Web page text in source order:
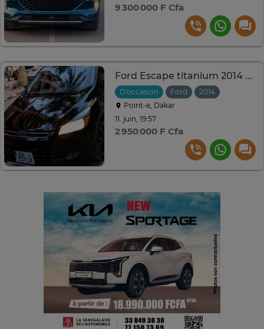
9 300 000 F Cfa
Ford Escape titanium 2014 2.0
D'occasion Ford 2014
Point-e, Dakar
11. juin, 19:57
2 950 000 F Cfa